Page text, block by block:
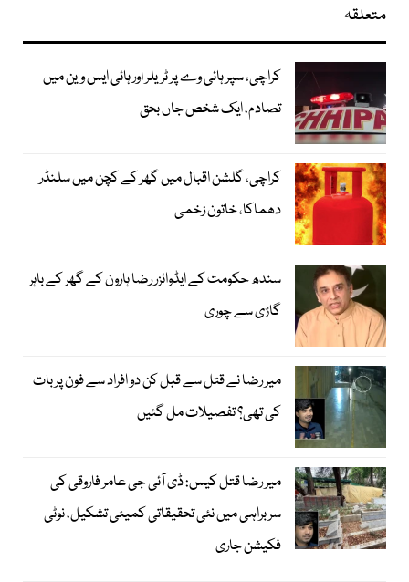
متعلقہ
کراچی، سپر ہائی وے پر ٹریلر اور ہائی ایس وین میں
تصادم، ایک شخص جاں بحق
کراچی، گلشن اقبال میں گھر کے کچن میں سلنڈر
دھماکا، خاتون زخمی
سندھ حکومت کے ایڈوائزر رضا ہارون کے گھر کے باہر
گاڑی سے چوری
میر رضا نے قتل سے قبل کن دو افراد سے فون پر بات
کی تھی؟ تفصیلات مل گئیں
میر رضا قتل کیس: ڈی آئی جی عامر فاروقی کی
سربراہی میں نئی تحقیقاتی کمیٹی تشکیل، نوٹی
فکیشن جاری